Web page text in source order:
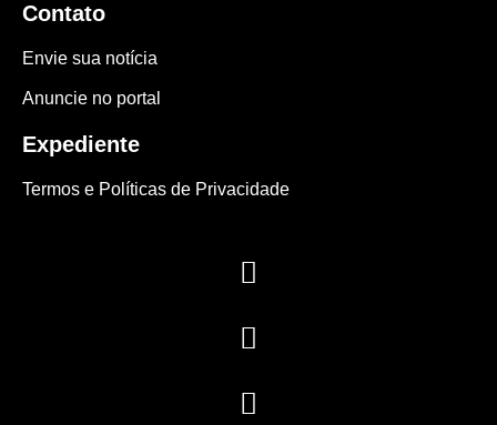
Contato
Envie sua notícia
Anuncie no portal
Expediente
Termos e Políticas de Privacidade